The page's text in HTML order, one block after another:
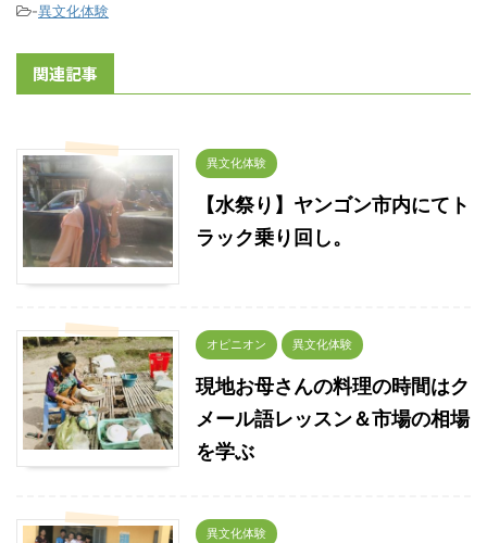
-異文化体験
関連記事
異文化体験
【水祭り】ヤンゴン市内にてト
ラック乗り回し。
オピニオン 異文化体験
現地お母さんの料理の時間はク
メール語レッスン＆市場の相場
を学ぶ
異文化体験